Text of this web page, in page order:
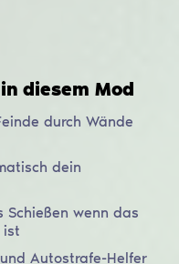
diesem Mod
durch Wände
dein
wenn das
ist
Autostrafe-Helfer